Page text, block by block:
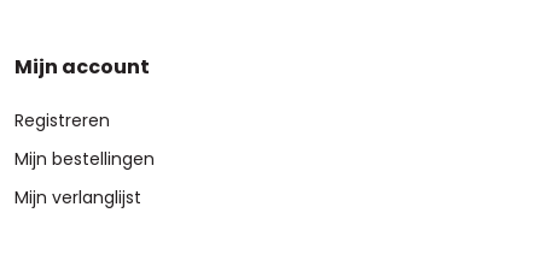
Mijn account
Registreren
Mijn bestellingen
Mijn verlanglijst